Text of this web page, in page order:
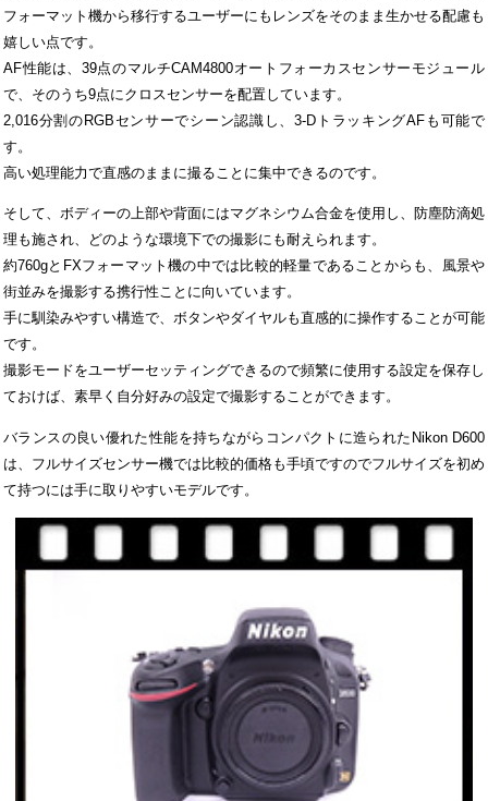
フォーマット機から移行するユーザーにもレンズをそのまま生かせる配慮も
嬉しい点です。
AF性能は、39点のマルチCAM4800オートフォーカスセンサーモジュール
で、そのうち9点にクロスセンサーを配置しています。
2,016分割のRGBセンサーでシーン認識し、3-DトラッキングAFも可能で
す。
高い処理能力で直感のままに撮ることに集中できるのです。
そして、ボディーの上部や背面にはマグネシウム合金を使用し、防塵防滴処
理も施され、どのような環境下での撮影にも耐えられます。
約760gとFXフォーマット機の中では比較的軽量であることからも、風景や
街並みを撮影する携行性ことに向いています。
手に馴染みやすい構造で、ボタンやダイヤルも直感的に操作することが可能
です。
撮影モードをユーザーセッティングできるので頻繁に使用する設定を保存し
ておけば、素早く自分好みの設定で撮影することができます。
バランスの良い優れた性能を持ちながらコンパクトに造られたNikon D600
は、フルサイズセンサー機では比較的価格も手頃ですのでフルサイズを初め
て持つには手に取りやすいモデルです。